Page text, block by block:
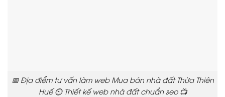
📅 Địa điểm tư vấn làm web Mua bán nhà đất Thừa Thiên
Huế ⏲️ Thiết kế web nhà đất chuẩn seo 📺